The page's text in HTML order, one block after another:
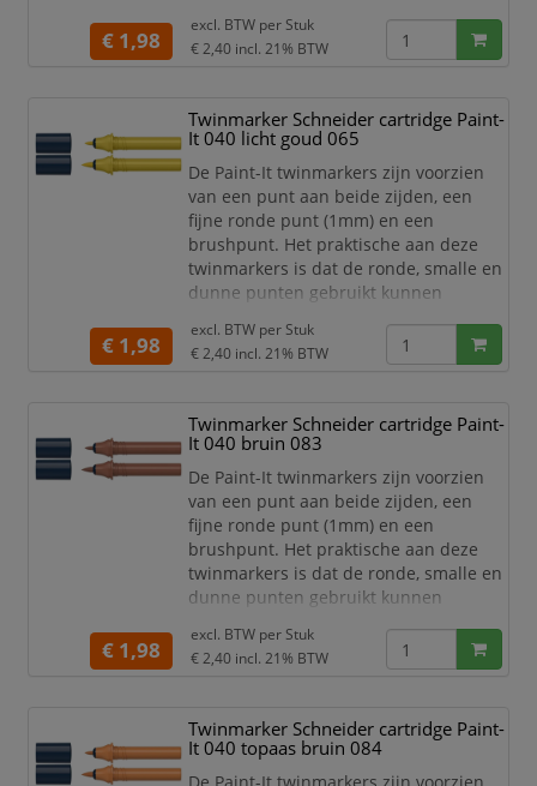
dikkere punten gebruikt kunnen
worden om grotere schrijf- en
egaal in te kleuren. Zo haal je met de
twinmarkers verschillende functies in
huis met één product! De 30 levend
€ 1,98
excl. BTW per Stuk
€ 2,40 incl. 21% BTW
Twinmarker Schneider cartridge Paint-
It 040 licht goud 065
De Paint-It twinmarkers zijn voorzien
van een punt aan beide zijden, een
fijne ronde punt (1mm) en een
brushpunt. Het praktische aan deze
twinmarkers is dat de ronde, smalle en
dunne punten gebruikt kunnen
dikkere punten gebruikt kunnen
worden om grotere schrijf- en
egaal in te kleuren. Zo haal je met de
twinmarkers verschillende functies in
€ 1,98
excl. BTW per Stuk
€ 2,40 incl. 21% BTW
Twinmarker Schneider cartridge Paint-
It 040 bruin 083
De Paint-It twinmarkers zijn voorzien
van een punt aan beide zijden, een
fijne ronde punt (1mm) en een
brushpunt. Het praktische aan deze
twinmarkers is dat de ronde, smalle en
dunne punten gebruikt kunnen
dikkere punten gebruikt kunnen
worden om grotere schrijf- en
egaal in te kleuren. Zo haal je met de
twinmarkers verschillende functies in
huis met één product! De 30 levend
€ 1,98
excl. BTW per Stuk
€ 2,40 incl. 21% BTW
Twinmarker Schneider cartridge Paint-
It 040 topaas bruin 084